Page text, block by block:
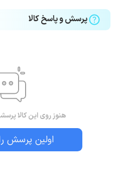
پرسش و پاسخ کالا
هنوز روی این کالا
اولین پرسش